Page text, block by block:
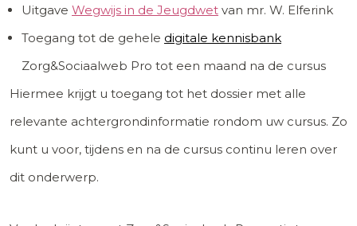
Uitgave Wegwijs in de Jeugdwet van mr. W. Elferink
Toegang tot de gehele digitale kennisbank
Zorg&Sociaalweb Pro tot een maand na de cursus
Hiermee krijgt u toegang tot het dossier met alle
relevante achtergrondinformatie rondom uw cursus. Zo
kunt u voor, tijdens en na de cursus continu leren over
dit onderwerp.